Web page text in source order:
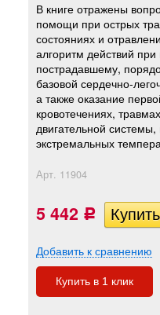
В книге отражены
помощи при острых
состояниях и
алгоритм действий
пострадавшему,
базовой сердечно-
а также оказание
кровотечениях,
двигательной системы,
экстремальных
Арт. 11904
5 442 Р
Добавить к сравнению
Купить в 1 клик